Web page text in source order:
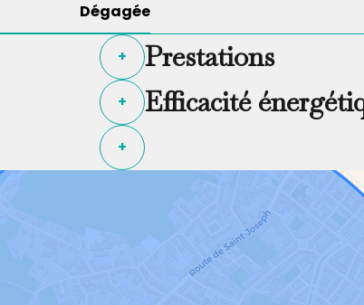
Dégagée
+ Prestations
+ Efficacité
+